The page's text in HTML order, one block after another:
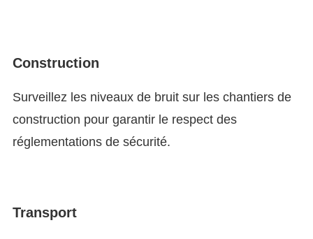
Construction
Surveillez les niveaux de bruit sur les chantiers de
construction pour garantir le respect des
réglementations de sécurité.
Transport